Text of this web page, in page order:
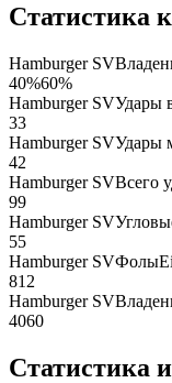
Статистика
Hamburger SV
40%60%
Hamburger SVУдары
33
Hamburger SVУдары
42
Hamburger SVВсего
99
Hamburger SV
55
Hamburger SVФолы
812
Hamburger SV
4060
Статистика